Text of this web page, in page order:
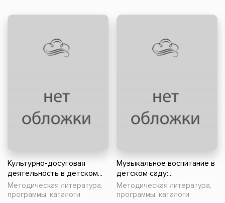
Культурно-досуговая
деятельность в детском...
Методическая литература,
программы, каталоги
Музыкальное воспитание в
детском саду:...
Методическая литература,
программы, каталоги